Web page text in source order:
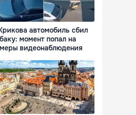
автомобиль сбил
момент попал на
видеонаблюдения